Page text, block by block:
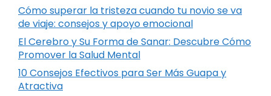
Cómo superar la tristeza cuando tu novio se va
de viaje: consejos y apoyo emocional
El Cerebro y Su Forma de Sanar: Descubre Cómo
Promover la Salud Mental
10 Consejos Efectivos para Ser Más Guapa y
Atractiva